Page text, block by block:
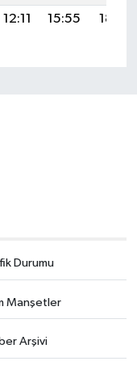
12:11 15:55 18:54
Durumu
Manşetler
Arşivi